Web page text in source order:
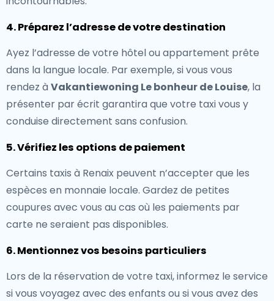
4. Préparez l’adresse de votre destination
Ayez l’adresse de votre hôtel ou appartement prête
dans la langue locale. Par exemple, si vous vous
rendez à Vakantiewoning Le bonheur de Louise, la
présenter par écrit garantira que votre taxi vous y
conduise directement sans confusion.
5. Vérifiez les options de paiement
Certains taxis à Renaix peuvent n’accepter que les
espèces en monnaie locale. Gardez de petites
coupures avec vous au cas où les paiements par
carte ne seraient pas disponibles.
6. Mentionnez vos besoins particuliers
Lors de la réservation de votre taxi, informez le service
si vous voyagez avec des enfants ou si vous avez des